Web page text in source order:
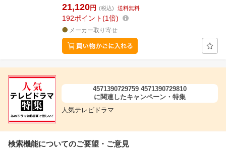
21,120円 (税込) 送料無料
192ポイント 1倍
メーカー取り寄せ
4571390729759 4571390729810
に関連したキャンペーン・特集
人気テレビドラマ
検索機能についてのご要望・ご意見